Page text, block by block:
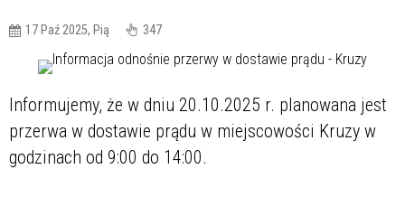
17 Paź 2025, Pią 347
Informujemy, że w dniu 20.10.2025 r. planowana jest
przerwa w dostawie prądu w miejscowości Kruzy w
godzinach od 9:00 do 14:00.